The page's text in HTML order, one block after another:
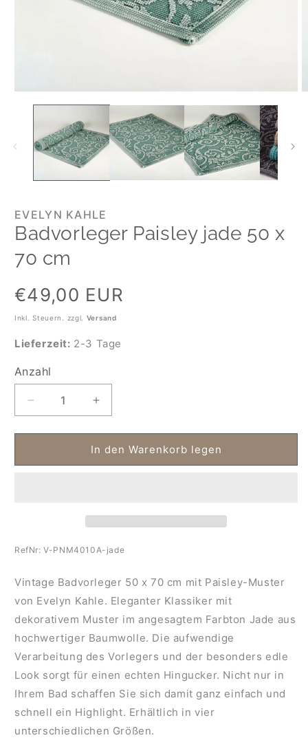
EVELYN KAHLE
Badvorleger Paisley jade 50 x
70 cm
Normaler
Preis
€49,00 EUR
Inkl. Steuern. zzgl. Versand
Lieferzeit: 2-3 Tage
Anzahl
Anzahl
Verringere
die
Menge
Badvorleger
cm
Erhöhe
die
Menge
für
Badvorleger
cm
In den Warenkorb legen
RefNr:V-PNM4010A-jade
Vintage Badvorleger 50 x 70 cm mit Paisley-Muster
von Evelyn Kahle. Eleganter Klassiker mit
dekorativem Muster im angesagtem Farbton Jade aus
hochwertiger Baumwolle. Die aufwendige
Verarbeitung des Vorlegers und der besonders edle
Look sorgt für einen echten Hingucker. Nicht nur in
Ihrem Bad schaffen Sie sich damit ganz einfach und
schnell ein Highlight. Erhältlich in vier
unterschiedlichen Größen.